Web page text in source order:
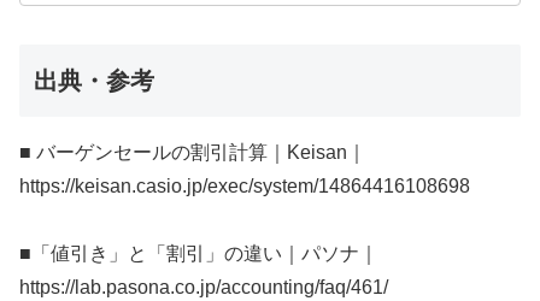
出典・参考
■ バーゲンセールの割引計算｜Keisan｜
https://keisan.casio.jp/exec/system/14864416108698
■「値引き」と「割引」の違い｜パソナ｜
https://lab.pasona.co.jp/accounting/faq/461/